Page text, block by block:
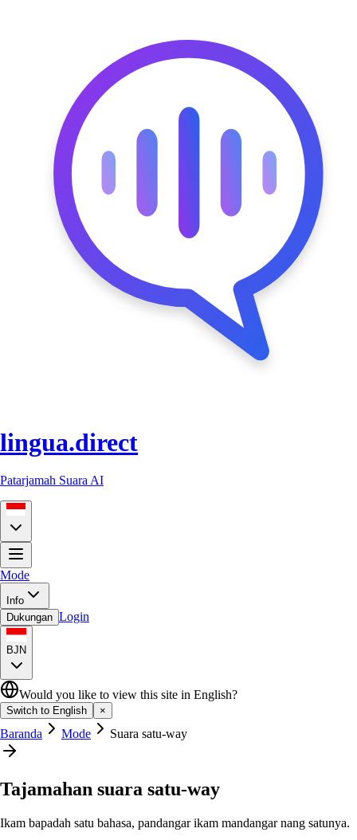
lingua.direct
Patarjamah Suara AI
Mode
Info
Dukungan Login
BJN
Would you like to view this site in English?
Switch to English ×
Baranda Mode Suara satu-way
Tajamahan suara satu-way
Ikam bapadah satu bahasa, pandangar ikam mandangar nang satunya.